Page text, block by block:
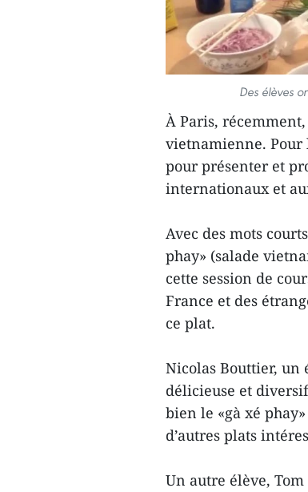
Des élèves
À Paris,
vietnamienne. Pour
pour présenter et
internationaux et
Avec des mots
phay» (salade
cette session de
France et des
ce plat.
Nicolas Bouttier, un
délicieuse et
bien le «gà xé
d’autres plats
Un autre élève,